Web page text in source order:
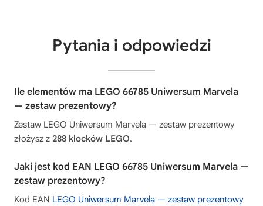
Pytania i odpowiedzi
Ile elementów ma LEGO 66785 Uniwersum Marvela
— zestaw prezentowy?
Zestaw LEGO Uniwersum Marvela — zestaw prezentowy
złożysz z 288 klocków LEGO.
Jaki jest kod EAN LEGO 66785 Uniwersum Marvela —
zestaw prezentowy?
Kod EAN LEGO Uniwersum Marvela — zestaw prezentowy